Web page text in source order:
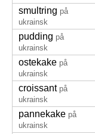
smultring på
ukrainsk
pudding på
ukrainsk
ostekake på
ukrainsk
croissant på
ukrainsk
pannekake på
ukrainsk